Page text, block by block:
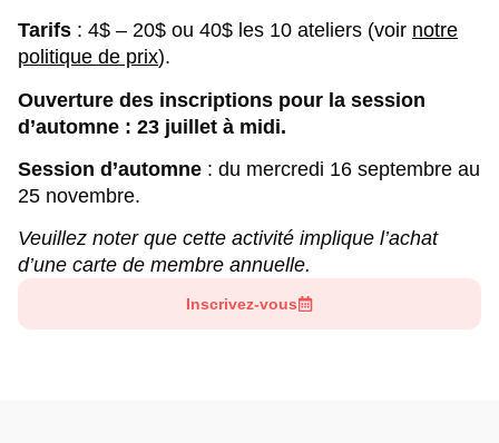
Tarifs : 4$ – 20$ ou 40$ les 10 ateliers (voir notre
politique de prix).
Ouverture des inscriptions pour la session
d’automne : 23 juillet à midi.
Session d’automne : du mercredi 16 septembre au
25 novembre.
Veuillez noter que cette activité implique l’achat
d’une carte de membre annuelle.
Inscrivez-vous